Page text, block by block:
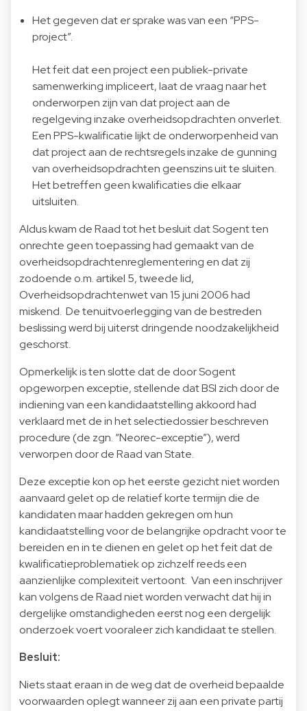
Het gegeven dat er sprake was van een “PPS-
project”.
Het feit dat een project een publiek-private
samenwerking impliceert, laat de vraag naar het
onderworpen zijn van dat project aan de
regelgeving inzake overheidsopdrachten onverlet.
Een PPS-kwalificatie lijkt de onderworpenheid van
dat project aan de rechtsregels inzake de gunning
van overheidsopdrachten geenszins uit te sluiten.
Het betreffen geen kwalificaties die elkaar
uitsluiten.
Aldus kwam de Raad tot het besluit dat Sogent ten
onrechte geen toepassing had gemaakt van de
overheidsopdrachtenreglementering en dat zij
zodoende o.m. artikel 5, tweede lid,
Overheidsopdrachtenwet van 15 juni 2006 had
miskend. De tenuitvoerlegging van de bestreden
beslissing werd bij uiterst dringende noodzakelijkheid
geschorst.
Opmerkelijk is ten slotte dat de door Sogent
opgeworpen exceptie, stellende dat BSI zich door de
indiening van een kandidaatstelling akkoord had
verklaard met de in het selectiedossier beschreven
procedure (de zgn. “Neorec-exceptie”), werd
verworpen door de Raad van State.
Deze exceptie kon op het eerste gezicht niet worden
aanvaard gelet op de relatief korte termijn die de
kandidaten maar hadden gekregen om hun
kandidaatstelling voor de belangrijke opdracht voor te
bereiden en in te dienen en gelet op het feit dat de
kwalificatieproblematiek op zichzelf reeds een
aanzienlijke complexiteit vertoont. Van een inschrijver
kan volgens de Raad niet worden verwacht dat hij in
dergelijke omstandigheden eerst nog een dergelijk
onderzoek voert vooraleer zich kandidaat te stellen.
Besluit:
Niets staat eraan in de weg dat de overheid bepaalde
voorwaarden oplegt wanneer zij aan een private partij